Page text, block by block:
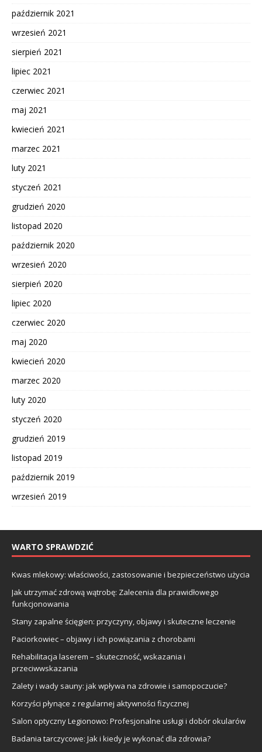
październik 2021
wrzesień 2021
sierpień 2021
lipiec 2021
czerwiec 2021
maj 2021
kwiecień 2021
marzec 2021
luty 2021
styczeń 2021
grudzień 2020
listopad 2020
październik 2020
wrzesień 2020
sierpień 2020
lipiec 2020
czerwiec 2020
maj 2020
kwiecień 2020
marzec 2020
luty 2020
styczeń 2020
grudzień 2019
listopad 2019
październik 2019
wrzesień 2019
WARTO SPRAWDZIĆ
Kwas mlekowy: właściwości, zastosowanie i bezpieczeństwo użycia
Jak utrzymać zdrową wątrobę: Zalecenia dla prawidłowego
funkcjonowania
Stany zapalne ścięgien: przyczyny, objawy i skuteczne leczenie
Paciorkowiec – objawy i ich powiązania z chorobami
Rehabilitacja laserem – skuteczność, wskazania i
przeciwwskazania
Zalety i wady sauny: jak wpływa na zdrowie i samopoczucie?
Korzyści płynące z regularnej aktywności fizycznej
Salon optyczny Legionowo: Profesjonalne usługi i dobór okularów
Badania tarczycowe: Jak i kiedy je wykonać dla zdrowia?